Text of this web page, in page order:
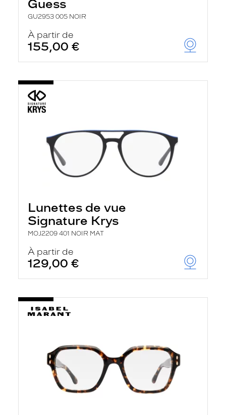
Guess
GU2953 005 NOIR
À partir de
155,00 €
Lunettes de vue
Signature Krys
MOJ2209 401 NOIR MAT
À partir de
129,00 €